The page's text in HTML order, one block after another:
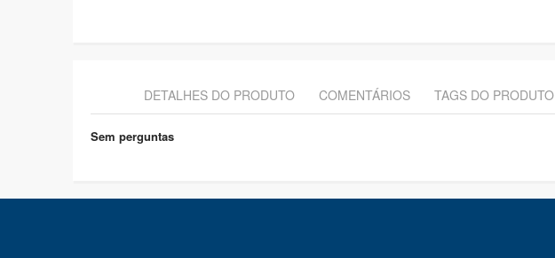
DETALHES DO PRODUTO COMENTÁRIOS TAGS DO PRODUTO
Sem perguntas